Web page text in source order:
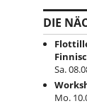
DIE
Sa.
Mo.